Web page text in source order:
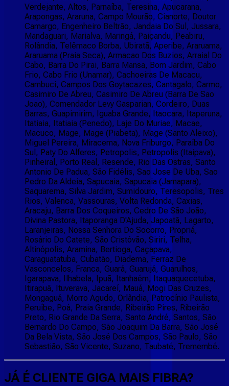
Verdejante, Altos, Parnaíba, Teresina, Apucarana,
Arapongas, Araruna, Campo Mourão, Cianorte, Doutor
Camargo, Engenheiro Beltrão, Jandaia Do Sul, Jussara,
Mandaguari, Marialva, Maringá, Paiçandu, Peabiru,
Rolândia, Telêmaco Borba, Ubiratã, Aperibe, Araruama,
Araruama (Praia Seca), Armacao Dos Buzios, Arraial Do
Cabo, Barra Do Pirai, Barra Mansa, Bom Jardim, Cabo
Frio, Cabo Frio (Unamar), Cachoeiras De Macacu,
Cambuci, Campos Dos Goytacazes, Cantagalo, Carmo,
Casimiro De Abreu, Casimiro De Abreu (Barra De Sao
Joao), Comendador Levy Gasparian, Cordeiro, Duas
Barras, Guapimirim, Iguaba Grande, Itaocara, Itaperuna,
Itatiaia, Itatiaia (Penedo), Laje Do Muriae, Macae,
Macuco, Mage, Mage (Piabeta), Mage (Santo Aleixo),
Miguel Pereira, Miracema, Nova Friburgo, Paraíba Do
Sul, Paty Do Alferes, Petropolis, Petropolis (Itaipava),
Pinheiral, Porto Real, Resende, Rio Das Ostras, Santo
Antonio De Padua, São Fidélis, Sao Jose De Uba, Sao
Pedro Da Aldeia, Sapucaia, Sapucaia (Jamapara),
Saquarema, Silva Jardim, Sumidouro, Teresopolis, Tres
Rios, Valenca, Vassouras, Volta Redonda, Caxias,
Aracaju, Barra Dos Coqueiros, Cedro De São João,
Divina Pastora, Itaporanga D'Ajuda, Japoatã, Lagarto,
Laranjeiras, Nossa Senhora Do Socorro, Propriá,
Rosário Do Catete, São Cristóvão, Siriri, Telha,
Altinópolis, Aramina, Bertioga, Caçapava,
Caraguatatuba, Cubatão, Diadema, Ferraz De
Vasconcelos, Franca, Guará, Guarujá, Guarulhos,
Igarapava, Ilhabela, Ipuã, Itanhaém, Itaquaquecetuba,
Itirapuã, Ituverava, Jacareí, Mauá, Mogi Das Cruzes,
Mongaguá, Morro Agudo, Orlândia, Patrocínio Paulista,
Peruíbe, Poá, Praia Grande, Ribeirão Pires, Ribeirão
Preto, Rio Grande Da Serra, Santo André, Santos, São
Bernardo Do Campo, São Joaquim Da Barra, São José
Da Bela Vista, São José Dos Campos, São Paulo, São
Sebastião, São Vicente, Suzano, Taubaté, Tremembé.
JÁ É CLIENTE GIGA MAIS FIBRA?